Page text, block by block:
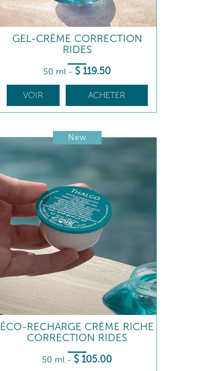
GEL-CRÈME CORRECTION
RIDES
50 ml - $ 119.50
VOIR ACHETER
New
ÉCO-RECHARGE CRÈME RICHE
CORRECTION RIDES
50 ml - $ 105.00